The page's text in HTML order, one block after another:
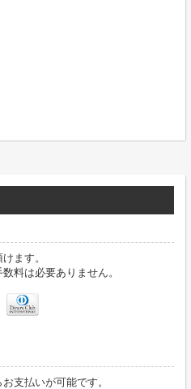
ます。
料は必要ありません。
支払いが可能です。